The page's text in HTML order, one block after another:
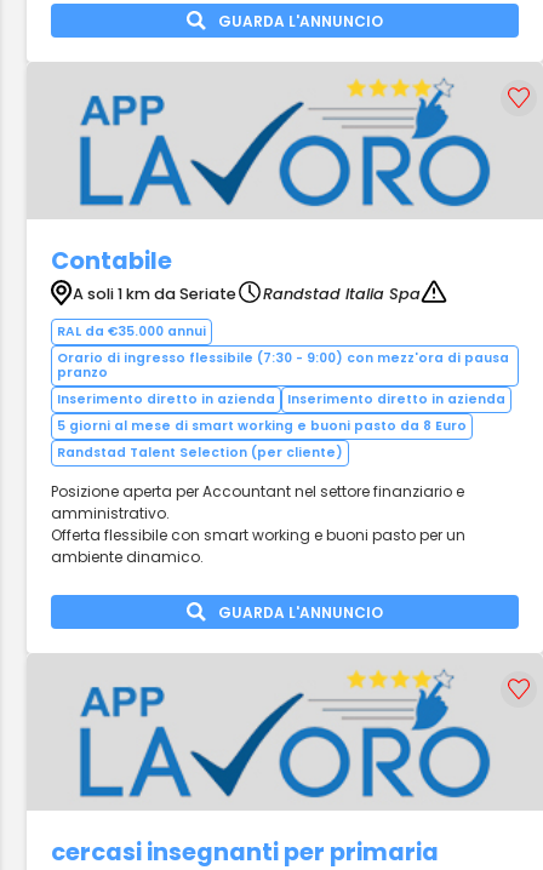
GUARDA L'ANNUNCIO
Contabile
A soli 1 km da Seriate Randstad Italia Spa
RAL da €35.000 annui
Orario di ingresso flessibile (7:30 - 9:00) con mezz'ora di pausa
pranzo
Inserimento diretto in azienda
Inserimento diretto in azienda
5 giorni al mese di smart working e buoni pasto da 8 Euro
Randstad Talent Selection (per cliente)
Posizione aperta per Accountant nel settore finanziario e
amministrativo.
Offerta flessibile con smart working e buoni pasto per un
ambiente dinamico.
GUARDA L'ANNUNCIO
cercasi insegnanti per primaria